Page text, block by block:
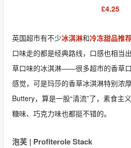
£4.25
英国超市有不少冰淇淋和冷冻甜品推
口味走的都是经典路线，口感也相当
草口味的冰淇淋——很多超市的香草
感觉，可是玛莎的香草冰淇淋特别浓
Buttery，算是一股“清流”了，素食主
糖味、巧克力味也都挺不错的。
泡芙 | Profiterole Stack